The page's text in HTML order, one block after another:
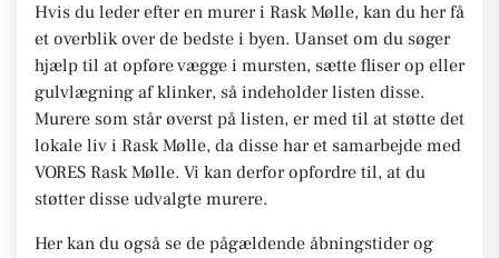
Hvis du leder efter en murer i Rask Mølle, kan du her få
et overblik over de bedste i byen. Uanset om du søger
hjælp til at opføre vægge i mursten, sætte fliser op eller
gulvlægning af klinker, så indeholder listen disse.
Murere som står øverst på listen, er med til at støtte det
lokale liv i Rask Mølle, da disse har et samarbejde med
VORES Rask Mølle. Vi kan derfor opfordre til, at du
støtter disse udvalgte murere.
Her kan du også se de pågældende åbningstider og